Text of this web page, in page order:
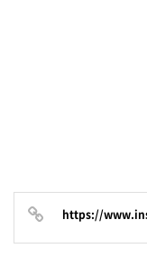
https://